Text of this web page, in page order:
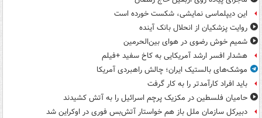
این دیپلماسی نمایشی، شکست خورده است
روایت پزشکیان از انحلال بانک آینده
شمیم خوش رضوی در هوای بین‌الحرمین
هشدار افسر ارشد آمریکایی به کاخ سفید +فیلم
موشک‌های بالستیک ایران؛ چالش راهبردی آمریکا
باید افراد کارآمدتر را به کار گرفت
حامیان فلسطین در مکزیک پرچم اسرائیل را به آتش کشیدند
دبیرکل سازمان ملل باز هم خواستار آتش‌بس فوری در اوکراین شد